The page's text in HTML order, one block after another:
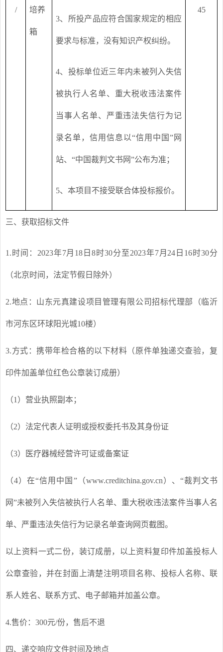
/ 培养
箱
3、所投产品应符合国家规定的相应
要求与标准，没有知识产权纠纷。
4、投标单位近三年内未被列入失信
被执行人名单、重大税收违法案件
当事人名单、严重违法失信行为记
录名单，信用信息以“信用中国”网
站、“中国裁判文书网”公布为准；
5、本项目不接受联合体投标报价。
45
三、获取招标文件
1. 时间：2023年7月18日8时30分至2023年7月24日16时30分
（北京时间，法定节假日除外）
2.地点：山东元真建设项目管理有限公司招标代理部（临沂
市河东区环球阳光城10楼）
3.方式：携带年检合格的以下材料（原件单独递交查验，复
印件加盖单位红色公章装订成册）
（1）营业执照副本；
（2）法定代表人证明或授权委托书及其身份证
（3）医疗器械经营许可证或备案证
（4）在“信用中国”（www.creditchina.gov.cn）、“裁判文书
网”未被列入失信被执行人名单、重大税收违法案件当事人名
单、严重违法失信行为记录名单查询网页截图。
以上资料一式二份，装订成册，以上资料复印件加盖投标人
公章查验，并在封面上清楚注明项目名称、投标人名称、联
系人姓名、联系方式、电子邮箱并加盖公章。
4.售价：300元/份，售后不退
四、递交响应文件时间及地点